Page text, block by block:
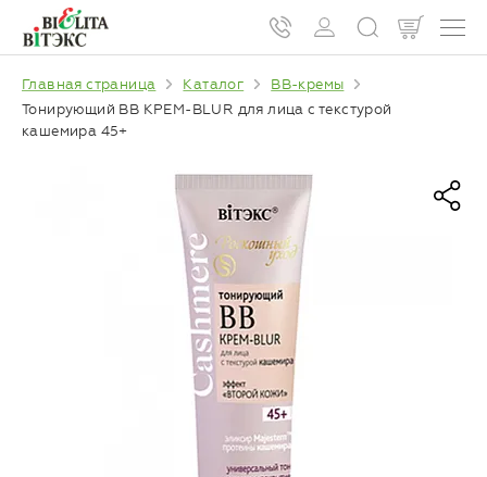
Главная страница Каталог
BB-кремы
Тонирующий ВВ КРЕМ-BLUR для лица с текстурой
кашемира 45+